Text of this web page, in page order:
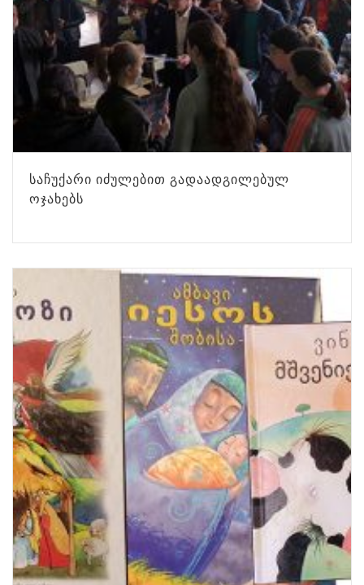
ᲡᲐᲩᲣᲥᲐᲠᲘ ᲘᲫᲣᲚᲔᲑᲘᲗ ᲒᲐᲓᲐᲐᲓᲒᲘᲚᲔᲑᲣᲚ
ᲝᲯᲐᲮᲔᲑᲡ